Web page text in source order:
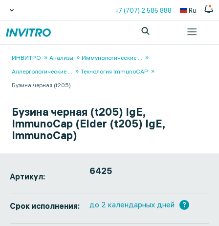
+7 (707) 2 585 888 Ru
ИНВИТРО Анализы Иммунологические ...
Аллергологические ...
Технология ImmunoCAP
Бузина черная (t205) ...
Бузина черная (t205) IgE,
ImmunoCap (Elder (t205) IgE,
ImmunoCap)
Артикул: 6425
Срок исполнения: до 2 календарных дней ?